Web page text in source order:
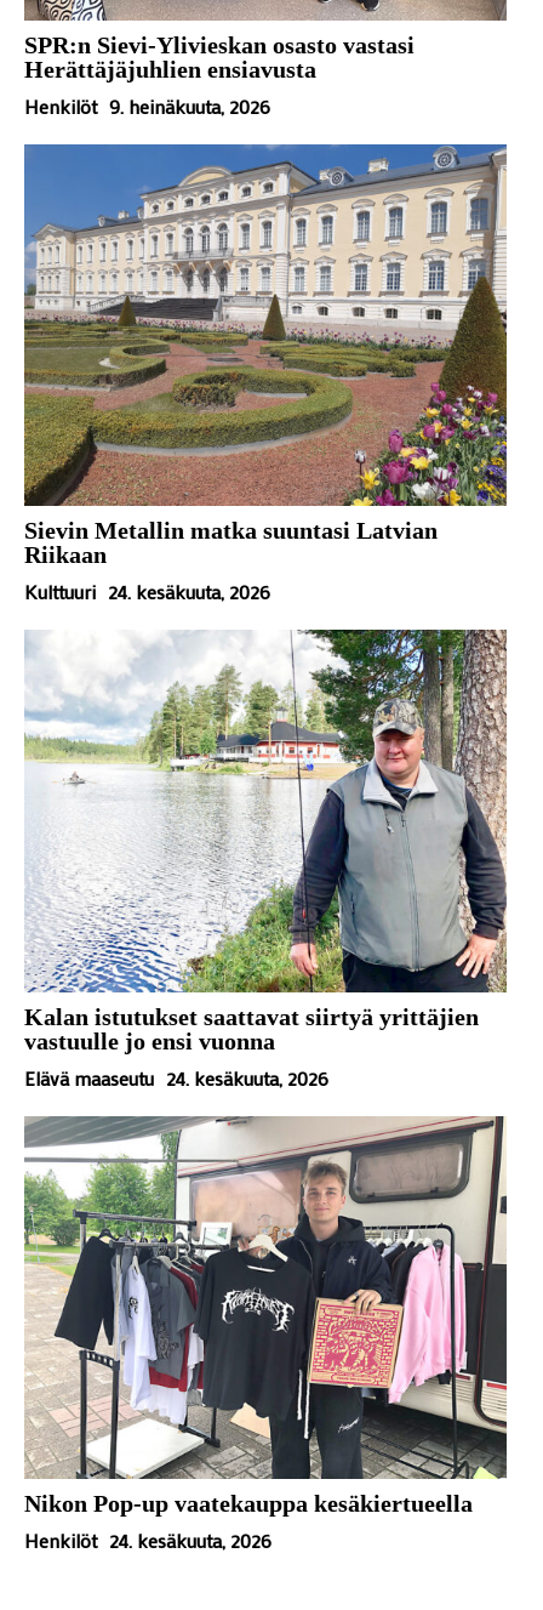
SPR:n Sievi-Ylivieskan osasto vastasi
Herättäjäjuhlien ensiavusta
Henkilöt 9. heinäkuuta, 2026
Sievin Metallin matka suuntasi Latvian
Riikaan
Kulttuuri 24. kesäkuuta, 2026
Kalan istutukset saattavat siirtyä yrittäjien
vastuulle jo ensi vuonna
Elävä maaseutu 24. kesäkuuta, 2026
Nikon Pop-up vaatekauppa kesäkiertueella
Henkilöt 24. kesäkuuta, 2026